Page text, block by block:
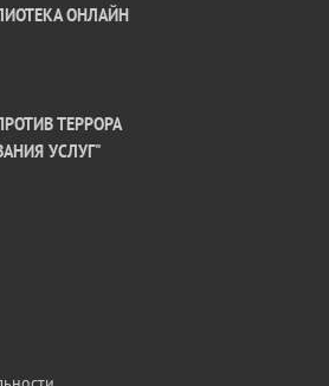
ОНЛАЙН
ТЕРРОРА
УСЛУГ"